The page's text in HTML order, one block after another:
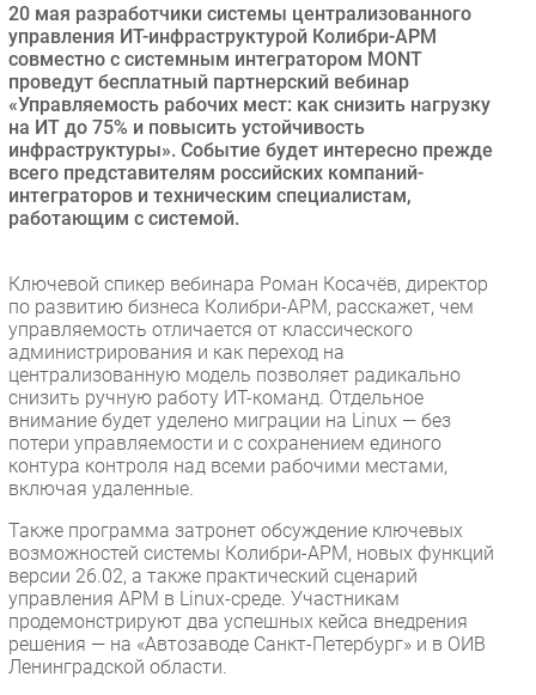
Здоровье
РАЗДЕЛЫ
Новости
Аналитика
Интервью
Проекты
IT класс
Тестовый стенд
Каталог компаний
20 мая разработчики системы централизованного
управления ИТ-инфраструктурой Колибри-АРМ
совместно с системным интегратором MONT
проведут бесплатный партнерский вебинар
«Управляемость рабочих мест: как снизить нагрузку
на ИТ до 75% и повысить устойчивость
инфраструктуры». Событие будет интересно прежде
всего представителям российских компаний-
интеграторов и техническим специалистам,
работающим с системой.
Ключевой спикер вебинара Роман Косачёв, директор
по развитию бизнеса Колибри-АРМ, расскажет, чем
управляемость отличается от классического
администрирования и как переход на
централизованную модель позволяет радикально
снизить ручную работу ИТ-команд. Отдельное
внимание будет уделено миграции на Linux — без
потери управляемости и с сохранением единого
контура контроля над всеми рабочими местами,
включая удаленные.
Также программа затронет обсуждение ключевых
возможностей системы Колибри-АРМ, новых функций
версии 26.02, а также практический сценарий
управления АРМ в Linux-среде. Участникам
продемонстрируют два успешных кейса внедрения
решения — на «Автозаводе Санкт-Петербург» и в ОИВ
Ленинградской области.